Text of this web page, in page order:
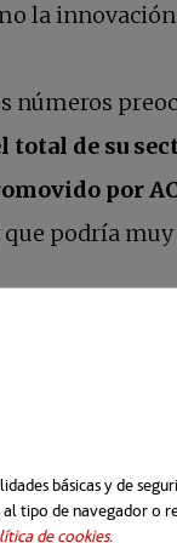
básicas y de
tipo de navegador o
de cookiesse abre
.
la
números
de su
por
que podría